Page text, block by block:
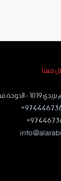
معنا
- الدوحة قطر